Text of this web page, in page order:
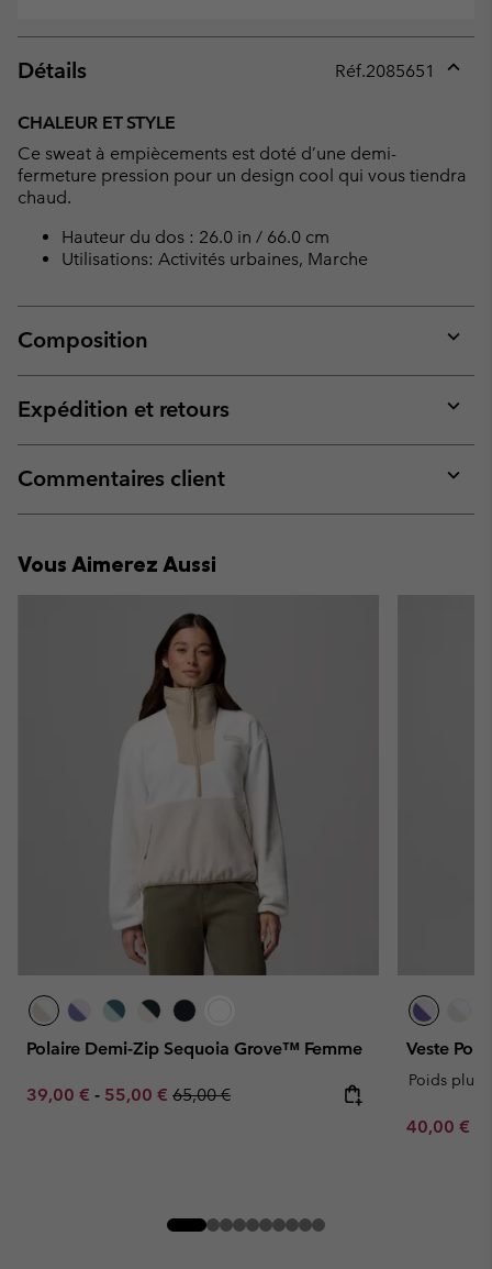
Détails Réf.2085651
CHALEUR ET STYLE
Ce sweat à empiècements est doté d’une demi-
fermeture pression pour un design cool qui vous tiendra
chaud.
Hauteur du dos : 26.0 in / 66.0 cm
Utilisations: Activités urbaines, Marche
Composition
or
Expédition et retours
or
Commentaires client
or
Vous Aimerez Aussi
Polaire Demi-Zip Sequoia Grove™ Femme
Minimum sale price:
39,00 € - Maximum sale price:
55,00 € Regular price:
65,00 €
Veste
Poids
Minimum
40,00 €